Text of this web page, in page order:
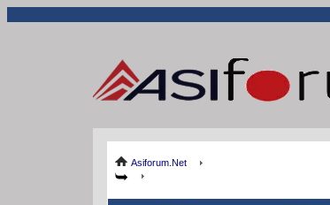
Asiforum.Net